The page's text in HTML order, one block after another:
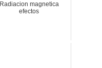
Radiacion magnetica
efectos